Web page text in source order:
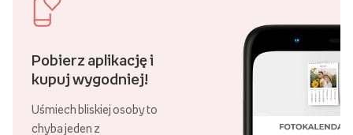
Pobierz aplikację i
kupuj wygodniej!
Uśmiech bliskiej osoby to
chyba jeden z